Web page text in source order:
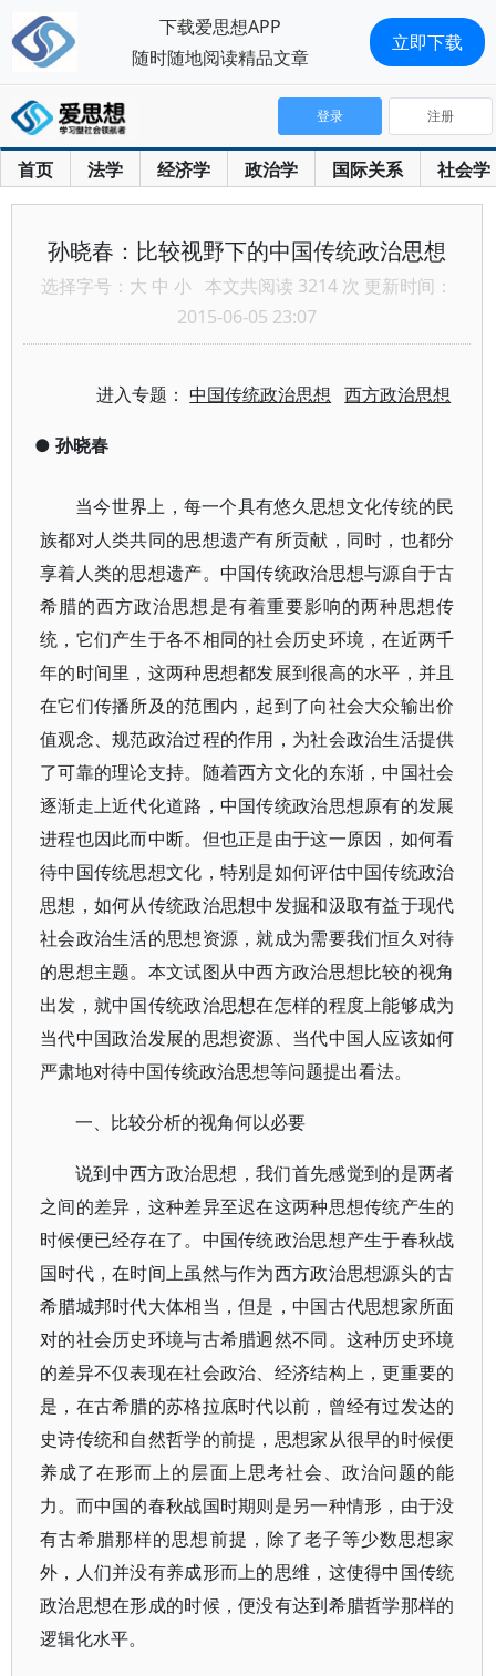
首页 法学 经济学 政治学 国际关系 社会学
登录 注册
孙晓春：比较视野下的中国传统政治思想
选择字号： 大 中 小 本文共阅读 3214 次 更新时间：
2015-06-05 23:07
进入专题：中国传统政治思想 西方政治思想
● 孙晓春
当今世界上，每一个具有悠久思想文化传统的民
族都对人类共同的思想遗产有所贡献，同时，也都分
享着人类的思想遗产。中国传统政治思想与源自于古
希腊的西方政治思想是有着重要影响的两种思想传
统，它们产生于各不相同的社会历史环境，在近两千
年的时间里，这两种思想都发展到很高的水平，并且
在它们传播所及的范围内，起到了向社会大众输出价
值观念、规范政治过程的作用，为社会政治生活提供
了可靠的理论支持。随着西方文化的东渐，中国社会
逐渐走上近代化道路，中国传统政治思想原有的发展
进程也因此而中断。但也正是由于这一原因，如何看
待中国传统思想文化，特别是如何评估中国传统政治
思想，如何从传统政治思想中发掘和汲取有益于现代
社会政治生活的思想资源，就成为需要我们恒久对待
的思想主题。本文试图从中西方政治思想比较的视角
出发，就中国传统政治思想在怎样的程度上能够成为
当代中国政治发展的思想资源、当代中国人应该如何
严肃地对待中国传统政治思想等问题提出看法。
一、比较分析的视角何以必要
说到中西方政治思想，我们首先感觉到的是两者
之间的差异，这种差异至迟在这两种思想传统产生的
时候便已经存在了。中国传统政治思想产生于春秋战
国时代，在时间上虽然与作为西方政治思想源头的古
希腊城邦时代大体相当，但是，中国古代思想家所面
对的社会历史环境与古希腊迥然不同。这种历史环境
的差异不仅表现在社会政治、经济结构上，更重要的
是，在古希腊的苏格拉底时代以前，曾经有过发达的
史诗传统和自然哲学的前提，思想家从很早的时候便
养成了在形而上的层面上思考社会、政治问题的能
力。而中国的春秋战国时期则是另一种情形，由于没
有古希腊那样的思想前提，除了老子等少数思想家
外，人们并没有养成形而上的思维，这使得中国传统
政治思想在形成的时候，便没有达到希腊哲学那样的
逻辑化水平。
下载爱思想APP
随时随地阅读精品文章
立即下载